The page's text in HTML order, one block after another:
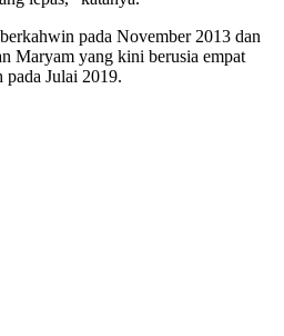
pada November 2013 dan
Maryam yang kini berusia empat
pada Julai 2019.